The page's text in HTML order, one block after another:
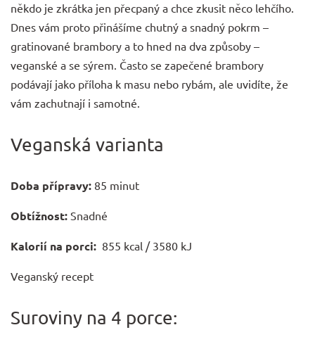
někdo je zkrátka jen přecpaný a chce zkusit něco lehčího.
Dnes vám proto přinášíme chutný a snadný pokrm –
gratinované brambory a to hned na dva způsoby –
veganské a se sýrem. Často se zapečené brambory
podávají jako příloha k masu nebo rybám, ale uvidíte, že
vám zachutnají i samotné.
Veganská varianta
Doba přípravy: 85 minut
Obtížnost: Snadné
Kalorií na porci: 855 kcal / 3580 kJ
Veganský recept
Suroviny na 4 porce: